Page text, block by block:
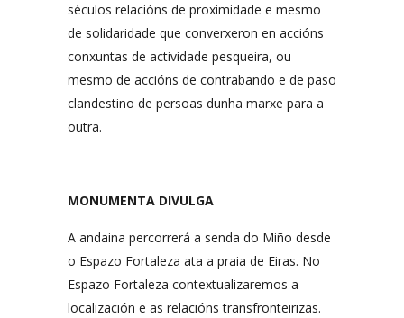
séculos relacións de proximidade e mesmo
de solidaridade que converxeron en accións
conxuntas de actividade pesqueira, ou
mesmo de accións de contrabando e de paso
clandestino de persoas dunha marxe para a
outra.
MONUMENTA DIVULGA
A andaina percorrerá a senda do Miño desde
o Espazo Fortaleza ata a praia de Eiras. No
Espazo Fortaleza contextualizaremos a
localización e as relacións transfronteirizas.